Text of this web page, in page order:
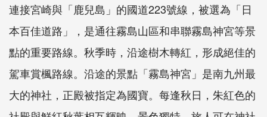
連接宮崎與「鹿兒島」的國道223號線，被選為「日
本百佳道路」，是通往霧島山區和串聯霧島神宮等景
點的重要路線。秋季時，沿途樹木轉紅，形成絕佳的
駕車賞楓路線。沿途的景點「霧島神宮」是南九州最
大的神社，正殿被指定為國寶。每逢秋日，朱紅色的